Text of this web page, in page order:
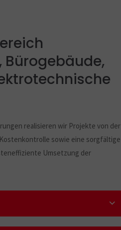
Bürogebäude,
realisieren wir Projekte von der
sowie eine sorgfältige
Umsetzung der